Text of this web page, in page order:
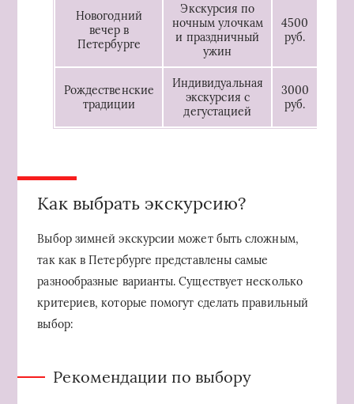
Новогодний
вечер в
Петербурге
Экскурсия по
ночным улочкам
и праздничный
ужин
4500
руб.
Рождественские
традиции
Индивидуальная
экскурсия с
дегустацией
3000
руб.
Как выбрать экскурсию?
Выбор зимней экскурсии может быть сложным,
так как в Петербурге представлены самые
разнообразные варианты. Существует несколько
критериев, которые помогут сделать правильный
выбор:
Рекомендации по выбору